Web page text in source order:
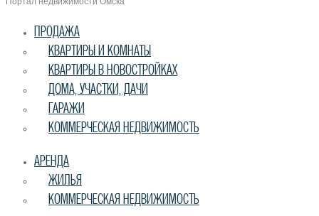
ПРОДАЖА
КВАРТИРЫ И КОМНАТЫ
КВАРТИРЫ В НОВОСТРОЙКАХ
ДОМА, УЧАСТКИ, ДАЧИ
ГАРАЖИ
КОММЕРЧЕСКАЯ НЕДВИЖИМОСТЬ
АРЕНДА
ЖИЛЬЯ
КОММЕРЧЕСКАЯ НЕДВИЖИМОСТЬ